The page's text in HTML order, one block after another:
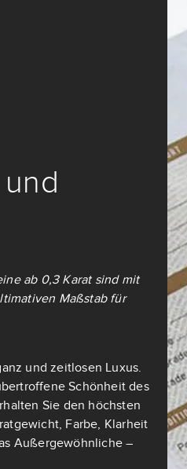
ab 0,3 Karat sind mit
Maßstab für
und zeitlosen Luxus.
Schönheit des
Sie den höchsten
Farbe, Klarheit
Außergewöhnliche –